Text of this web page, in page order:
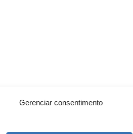
Gerenciar consentimento